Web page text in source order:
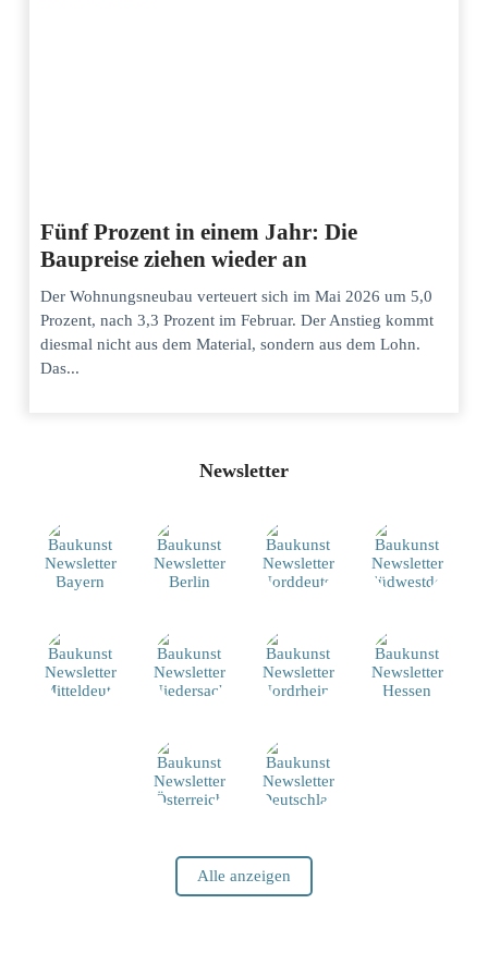
Fünf Prozent in einem Jahr: Die
Baupreise ziehen wieder an
Der Wohnungsneubau verteuert sich im Mai 2026 um 5,0
Prozent, nach 3,3 Prozent im Februar. Der Anstieg kommt
diesmal nicht aus dem Material, sondern aus dem Lohn.
Das...
Newsletter
Alle anzeigen